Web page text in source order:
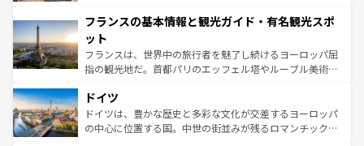
ませてくれるイタリアで、忘れられない旅をしてみよう！
なお、新着のイタリア情報は
しい。
文化が根付くこの国では、情熱的なフラメンコ、熱気あふ
れる闘牛、そして美味しいタパスが生活の一部となってい
る。首都マドリードの洗練された雰囲気や、バルセロナの
アートに溢れた街角から、地方では古代ローマ遺跡や中世
せる。地方によって風土や気候が異なるスペインはその個
性で訪れる人を魅了する。 なお、新着のスペイン情報は コ
ンテンツ一覧を参照してほしい。
フランスの基本情報と観光ガイド・有名観光スポ
ット
フランスは、世界中の旅行者を魅了し続けるヨーロッパ屈
指の観光地だ。首都パリのエッフェル塔やルーブル美術館
で、幅広い魅力が詰まっている。華麗な宮殿、歴史的な大
聖堂、美しいビーチ、そして豊かな自然が、訪れる者を心
から魅了する。また、フランスは美食の国としても知ら
ドイツ
ドイツは、豊かな歴史と多彩な文化が交差するヨーロッパ
の中心に位置する国。中世の街並みが残るロマンチック街